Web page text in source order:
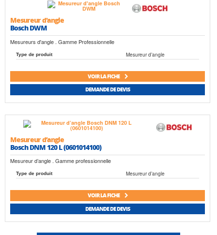
Mesureur d'angle
Bosch DWM
Mesureurs d'angle . Gamme Professionnelle
Type de produit Mesureur d’angle
VOIR LA FICHE
DEMANDE DE DEVIS
Mesureur d’angle
Bosch DNM 120 L (0601014100)
Mesureur d’angle . Gamme professionnelle
Type de produit Mesureur d’angle
VOIR LA FICHE
DEMANDE DE DEVIS